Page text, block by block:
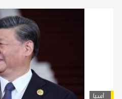
آسیا